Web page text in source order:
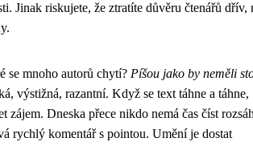
Jinak riskujete, že ztratíte důvěru čtenářů dřív,
se mnoho autorů chytí? Píšou jako by neměli
výstižná, razantní. Když se text táhne a táhne,
zájem. Dneska přece nikdo nemá čas číst
rychlý komentář s pointou. Umění je dostat